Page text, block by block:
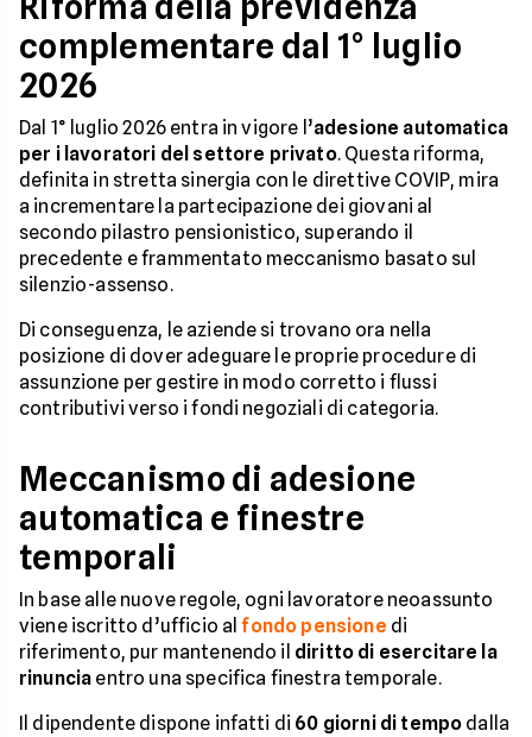
complementare dal 1° luglio
2026
Dal 1° luglio 2026 entra in vigore l’adesione automatica
per i lavoratori del settore privato. Questa riforma,
definita in stretta sinergia con le direttive COVIP, mira
a incrementare la partecipazione dei giovani al
secondo pilastro pensionistico, superando il
precedente e frammentato meccanismo basato sul
silenzio-assenso.
Di conseguenza, le aziende si trovano ora nella
posizione di dover adeguare le proprie procedure di
assunzione per gestire in modo corretto i flussi
contributivi verso i fondi negoziali di categoria.
Meccanismo di adesione
automatica e finestre
temporali
In base alle nuove regole, ogni lavoratore neoassunto
viene iscritto d’ufficio alfondo pensione di
riferimento, pur mantenendo il diritto di esercitare la
rinuncia entro una specifica finestra temporale.
Il dipendente dispone infatti di 60 giorni di tempo dalla